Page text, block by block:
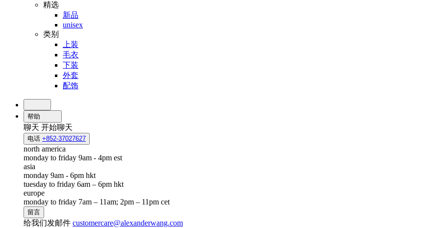
精选
新品
unisex
类别
上装
毛衣
下装
外套
配饰
帮助
聊天 开始聊天
电话 +852-37027627
north america
monday to friday 9am - 4pm est
asia
monday 9am - 6pm hkt
tuesday to friday 6am – 6pm hkt
europe
monday to friday 7am – 11am; 2pm – 11pm cet
留言
给我们发邮件 customercare@alexanderwang.com